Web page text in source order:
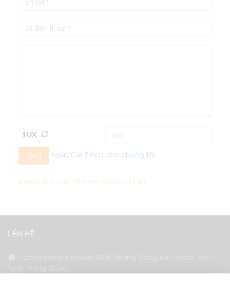
GỬI hoặc Gửi Email cho chúng tôi
Email sẽ được phản hồi trong vòng 0.5~24 giờ.
LIÊN HỆ